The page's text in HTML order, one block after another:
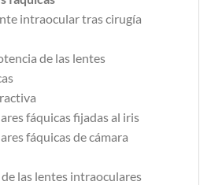
intraocular tras cirugía
de las lentes
fáquicas fijadas al iris
fáquicas de cámara
las lentes intraoculares